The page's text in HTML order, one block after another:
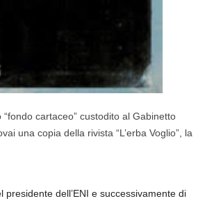
cartaceo” custodito al Gabinetto
una copia della rivista “L’erba Voglio”, la
dell’ENI e successivamente di